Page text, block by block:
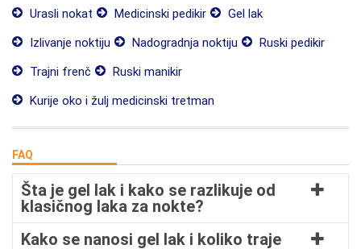
Urasli nokat Medicinski pedikir
Gel lak
Izlivanje noktiju
Nadogradnja noktiju
Ruski pedikir
Trajni frenč
Ruski manikir
Kurije oko i žulj medicinski tretman
FAQ
Šta je gel lak i kako se razlikuje od
klasičnog laka za nokte?
Kako se nanosi gel lak i koliko traje